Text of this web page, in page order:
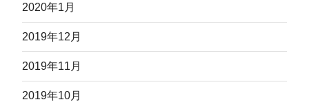
2020年1月
2019年12月
2019年11月
2019年10月